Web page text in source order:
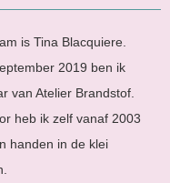
is Tina Blacquiere.
2019 ben ik
van Atelier Brandstof.
heb ik zelf vanaf 2003
handen in de klei